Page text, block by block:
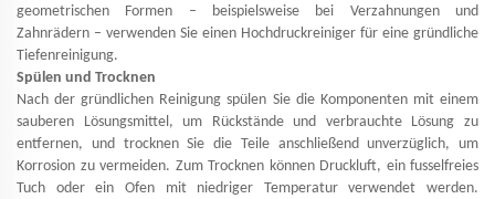
geometrischen Formen – beispielsweise bei Verzahnungen und
Zahnrädern – verwenden Sie einen Hochdruckreiniger für eine gründliche
Tiefenreinigung.
Spülen und Trocknen
Nach der gründlichen Reinigung spülen Sie die Komponenten mit einem
sauberen Lösungsmittel, um Rückstände und verbrauchte Lösung zu
entfernen, und trocknen Sie die Teile anschließend unverzüglich, um
Korrosion zu vermeiden. Zum Trocknen können Druckluft, ein fusselfreies
Tuch oder ein Ofen mit niedriger Temperatur verwendet werden.